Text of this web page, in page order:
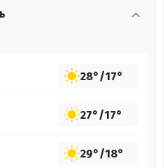
28°/17°
27°/17°
29°/18°